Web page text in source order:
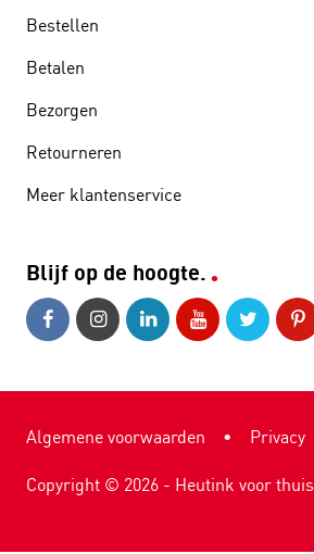
Bestellen
Betalen
Bezorgen
Retourneren
Meer klantenservice
Blijf op de hoogte.
Algemene voorwaarden • Privacy
Copyright © 2026 - Heutink voor thuis